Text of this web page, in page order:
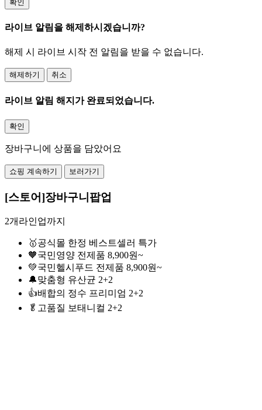
확인
라이브 알림을 해제하시겠습니까?
해제 시 라이브 시작 전 알림을 받을 수 없습니다.
해제하기 취소
라이브 알림 해지가 완료되었습니다.
확인
장바구니에 상품을 담았어요
쇼핑 계속하기 보러가기
[스토어]장바구니팝업
2개라인업까지
🥇공식몰 한정 베스트셀러 특가
🧡국민영양 전제품 8,900원~
💚국민헬시푸드 전제품 8,900원~
🔔맞춤형 유산균 2+2
👍배합의 정수 프리미엄 2+2
🥬고품질 보태니컬 2+2